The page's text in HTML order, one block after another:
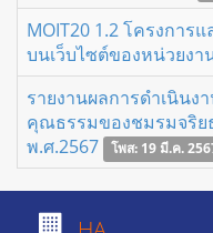
MOIT20 1.2 โครงการ
บนเว็บไซต์ของหน่วยงา
รายงานผลการดำเนินง
คุณธรรมของชมรมจริย
พ.ศ.2567
โพส: 19 มี.ค.